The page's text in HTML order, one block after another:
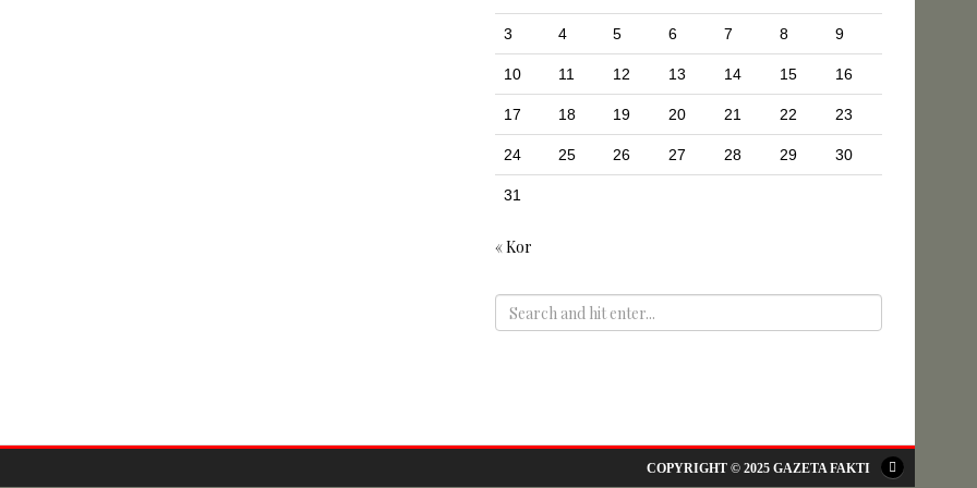
3 4 5 6 7 8 9
10 11 12 13 14 15 16
17 18 19 20 21 22 23
24 25 26 27 28 29 30
31
« Kor
COPYRIGHT © 2025 GAZETA FAKTI